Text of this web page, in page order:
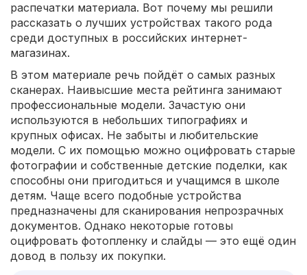
распечатки материала. Вот почему мы решили
рассказать о лучших устройствах такого рода
среди доступных в российских интернет-
магазинах.
В этом материале речь пойдёт о самых разных
сканерах. Наивысшие места рейтинга занимают
профессиональные модели. Зачастую они
используются в небольших типографиях и
крупных офисах. Не забыты и любительские
модели. С их помощью можно оцифровать старые
фотографии и собственные детские поделки, как
способны они пригодиться и учащимся в школе
детям. Чаще всего подобные устройства
предназначены для сканирования непрозрачных
документов. Однако некоторые готовы
оцифровать фотопленку и слайды — это ещё один
довод в пользу их покупки.